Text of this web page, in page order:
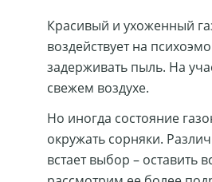
Красивый и ухоженный
воздействует на
задерживать пыль. На
свежем воздухе.
Но иногда состояние
окружать сорняки.
встает выбор – оставить